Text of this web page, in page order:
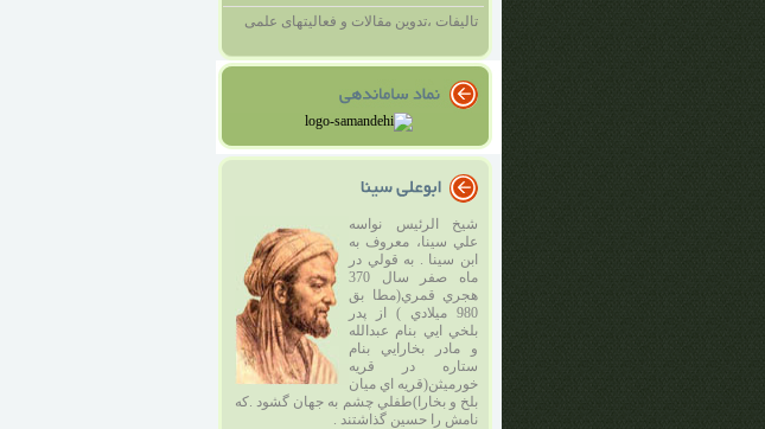
تالیفات ،تدوین مقالات و فعالیتهای علمی
شيخ الرئيس نواسه
علي سينا، ‌معروف به
ابن سينا . به قولي در
ماه صفر سال 370
هجري قمري(مطا بق
980 ميلادي ) از پدر
بلخي ايي بنام عبدالله
و مادر بخارايي بنام
ستاره در قريه
خورميثن(قريه اي ميان
بلخ و بخارا)طفلي چشم به جهان گشود .كه
نامش را حسين گذاشتند .